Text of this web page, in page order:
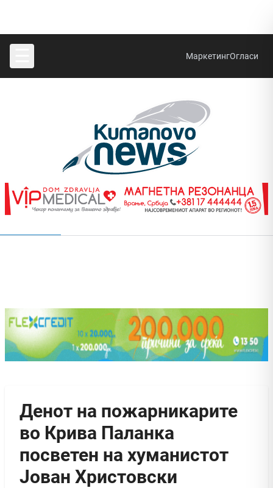
МаркетингОгласи
Денот на пожарникарите
во Крива Паланка
посветен на хуманистот
Јован Христовски